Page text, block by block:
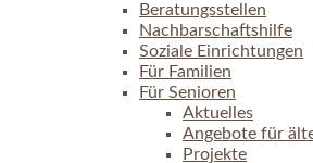
Beratungsstellen
Nachbarschaftshilfe
Soziale Einrichtungen
Für Familien
Für Senioren
Aktuelles
Angebote für
Projekte